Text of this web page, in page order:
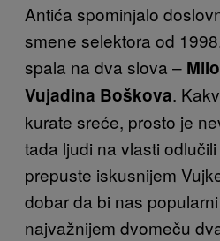
Antića spominjalo
smene selektora od
spala na dva slova –
Vujadina Boškova.
kurate sreće, prosto je
tada ljudi na vlasti
prepuste iskusnijem
dobar da bi nas
najvažnijem dvomeču